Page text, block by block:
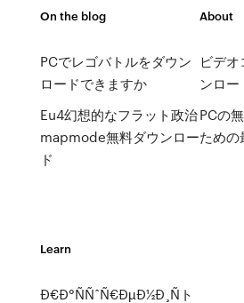
On the blog
PCでレゴバトルをダウン
ロードできますか
Eu4幻想的なフラット政治
mapmode無料ダウンロー
ド
About
ビデ
ンロ
PCの
ための
Learn
Ð€Ð°ÑÑˆÑ€ÐµÐ½Ð¸Ñト